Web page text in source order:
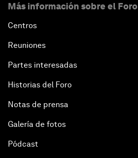
Más información sobre el Foro
Centros
Reuniones
Partes interesadas
Historias del Foro
Notas de prensa
Galería de fotos
Pódcast